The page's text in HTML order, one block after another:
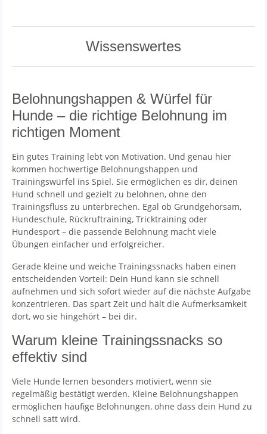
Wissenswertes
Belohnungshappen & Würfel für
Hunde – die richtige Belohnung im
richtigen Moment
Ein gutes Training lebt von Motivation. Und genau hier
kommen hochwertige Belohnungshappen und
Trainingswürfel ins Spiel. Sie ermöglichen es dir, deinen
Hund schnell und gezielt zu belohnen, ohne den
Trainingsfluss zu unterbrechen. Egal ob Grundgehorsam,
Hundeschule, Rückruftraining, Tricktraining oder
Hundesport – die passende Belohnung macht viele
Übungen einfacher und erfolgreicher.
Gerade kleine und weiche Trainingssnacks haben einen
entscheidenden Vorteil: Dein Hund kann sie schnell
aufnehmen und sich sofort wieder auf die nächste Aufgabe
konzentrieren. Das spart Zeit und hält die Aufmerksamkeit
dort, wo sie hingehört – bei dir.
Warum kleine Trainingssnacks so
effektiv sind
Viele Hunde lernen besonders motiviert, wenn sie
regelmäßig bestätigt werden. Kleine Belohnungshappen
ermöglichen häufige Belohnungen, ohne dass dein Hund zu
schnell satt wird.